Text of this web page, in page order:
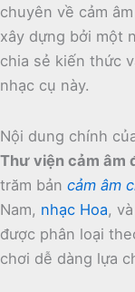
chuyên về cảm
xây dựng bởi một
chia sẻ kiến thức
nhạc cụ này.
Nội dung chính
Thư viện cảm âm
trăm bản cảm âm
Nam, nhạc Hoa,
được phân loại
chơi dễ dàng lựa